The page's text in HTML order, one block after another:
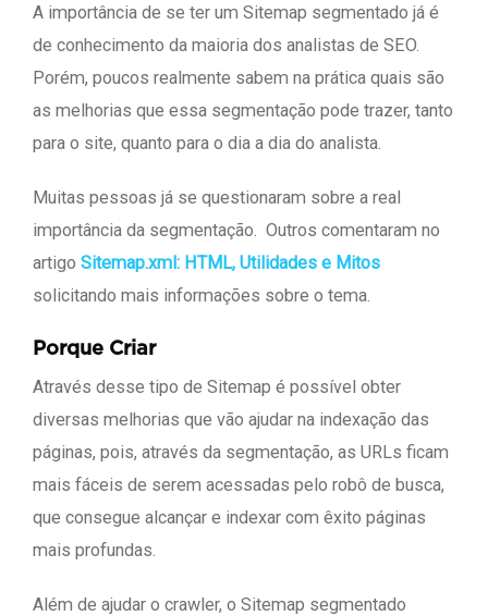
A importância de se ter um Sitemap segmentado já é
de conhecimento da maioria dos analistas de SEO.
Porém, poucos realmente sabem na prática quais são
as melhorias que essa segmentação pode trazer, tanto
para o site, quanto para o dia a dia do analista.
Muitas pessoas já se questionaram sobre a real
importância da segmentação. Outros comentaram no
artigo Sitemap.xml: HTML, Utilidades e Mitos
solicitando mais informações sobre o tema.
Porque Criar
Através desse tipo de Sitemap é possível obter
diversas melhorias que vão ajudar na indexação das
páginas, pois, através da segmentação, as URLs ficam
mais fáceis de serem acessadas pelo robô de busca,
que consegue alcançar e indexar com êxito páginas
mais profundas.
Além de ajudar o crawler, o Sitemap segmentado